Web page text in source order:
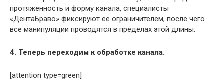
протяженность и форму канала, специалисты
«ДентаБраво» фиксируют ее ограничителем, после чего
все манипуляции проводятся в пределах этой длины.
4. Теперь переходим к обработке канала.
[attention type=green]